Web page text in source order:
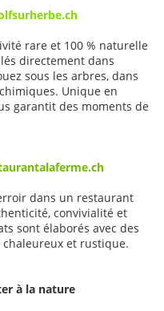
rare et 100 % naturelle
directement dans
sous les arbres, dans
Unique en
garantit des moments de
dans un restaurant
convivialité et
sont élaborés avec des
et rustique.
à la nature